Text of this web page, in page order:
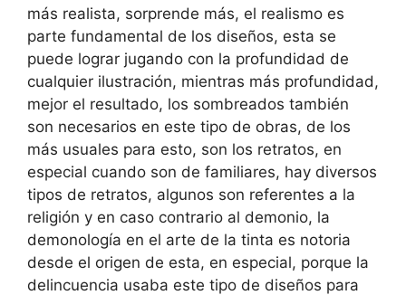
más realista, sorprende más, el realismo es
parte fundamental de los diseños, esta se
puede lograr jugando con la profundidad de
cualquier ilustración, mientras más profundidad,
mejor el resultado, los sombreados también
son necesarios en este tipo de obras, de los
más usuales para esto, son los retratos, en
especial cuando son de familiares, hay diversos
tipos de retratos, algunos son referentes a la
religión y en caso contrario al demonio, la
demonología en el arte de la tinta es notoria
desde el origen de esta, en especial, porque la
delincuencia usaba este tipo de diseños para